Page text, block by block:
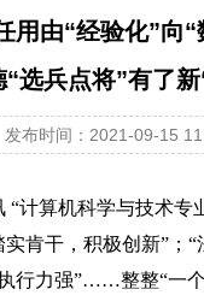
用由“经验化”向
“选兵点将”有了
发布时间：2021-09-15
“计算机科学与技术专
肯干，积极创新”；
行力强”……整整“一